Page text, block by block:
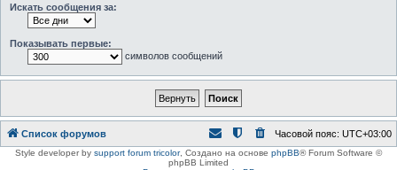
Искать сообщения за:
Показывать первые:
символов сообщений
Список форумов Часовой пояс: UTC+03:00
Style developer by support forum tricolor, Создано на основе phpBB® Forum Software ©
phpBB Limited